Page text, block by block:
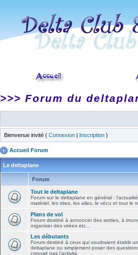
>>> Forum du
Bienvenue invité ( Connexion | Inscription )
Accueil Forum
Le deltaplane
Forum
Tout le deltaplane
Forum sur le deltaplane en général :
matériel, les sites, les ailes, le vécu et tout le
Plans de vol
Forum destiné à annoncer des sorties, à
organiser des virées etc...
Les débutants
Forum destiné à ceux qui voudraient établir
deltaplane ou simplement poser des
connait pas l'activité.